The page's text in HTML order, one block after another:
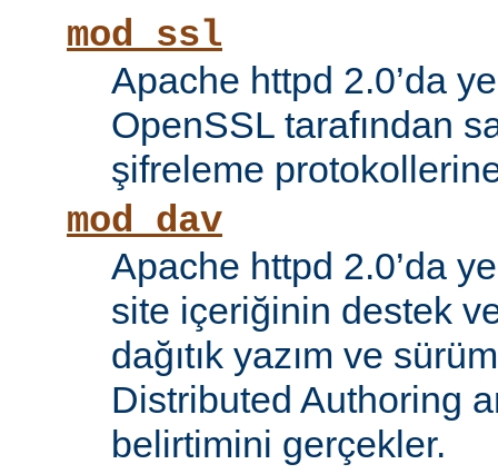
mod_ssl
Apache httpd 2.0’da
OpenSSL tarafından
şifreleme
mod_dav
Apache httpd 2.0’da
site içeriğinin destek
dağıtık yazım ve
Distributed Authoring
belirtimini gerçekler.